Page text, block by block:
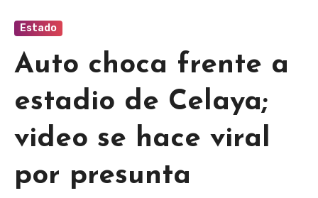
Estado
Auto choca frente a
estadio de Celaya;
video se hace viral
por presunta